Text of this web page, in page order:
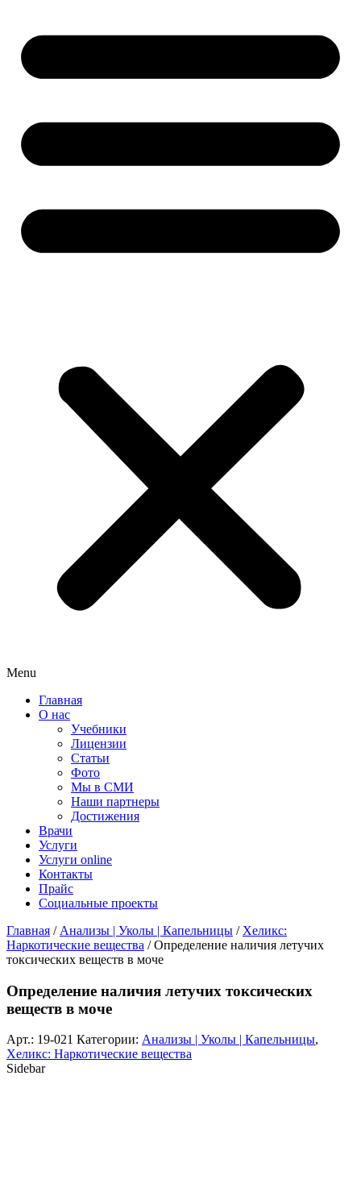
Menu
Главная
О нас
Учебники
Лицензии
Статьи
Фото
Мы в СМИ
Наши партнеры
Достижения
Врачи
Услуги
Услуги online
Контакты
Прайс
Социальные проекты
Главная / Анализы | Уколы | Капельницы / Хеликс:
Наркотические вещества / Определение наличия летучих
токсических веществ в моче
Определение наличия летучих токсических
веществ в моче
Арт.: 19-021 Категории: Анализы | Уколы | Капельницы,
Хеликс: Наркотические вещества
Sidebar